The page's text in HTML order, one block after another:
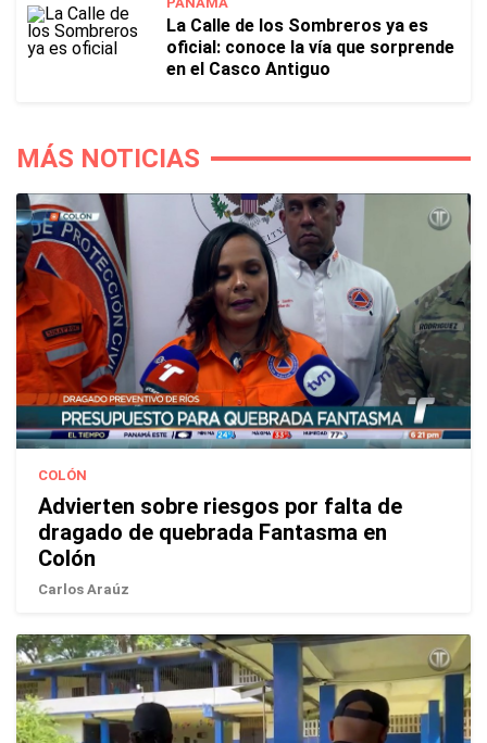
La Calle de los Sombreros ya es
oficial: conoce la vía que sorprende
en el Casco Antiguo
MÁS NOTICIAS
COLÓN
Advierten sobre riesgos por falta de
dragado de quebrada Fantasma en
Colón
Carlos Araúz